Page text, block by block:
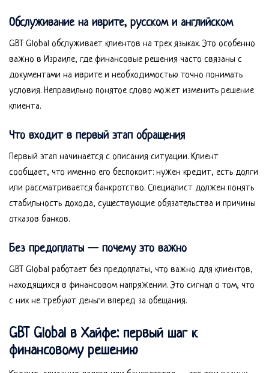
Обслуживание на иврите, русском и английском
GBT Global обслуживает клиентов на трех языках. Это особенно
важно в Израиле, где финансовые решения часто связаны с
документами на иврите и необходимостью точно понимать
условия. Неправильно понятое слово может изменить решение
клиента.
Что входит в первый этап обращения
Первый этап начинается с описания ситуации. Клиент
сообщает, что именно его беспокоит: нужен кредит, есть долги
или рассматривается банкротство. Специалист должен понять
стабильность дохода, существующие обязательства и причины
отказов банков.
Без предоплаты — почему это важно
GBT Global работает без предоплаты, что важно для клиентов,
находящихся в финансовом напряжении. Это сигнал о том, что
с них не требуют деньги вперед за обещания.
GBT Global в Хайфе: первый шаг к
финансовому решению